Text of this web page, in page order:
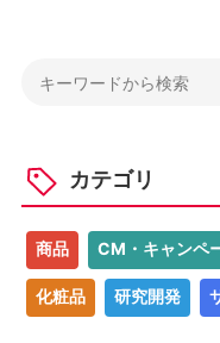
カテゴリ
商品 CM・キャンペ
化粧品 研究開発